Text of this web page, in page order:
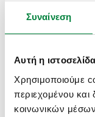
Συναίνεση
Αυτή η
Χρησιμοποιούμε
περιεχομένου και
κοινωνικών
- Bαλβίδα
ΤΕΧΝΙΚΆ
Μέγιστη